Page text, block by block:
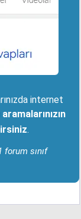
internet
aramalarınızın
.
forum sınıf